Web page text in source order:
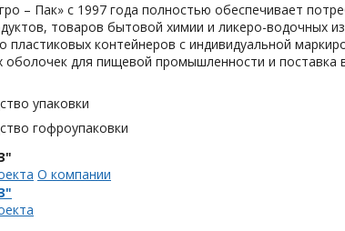
– Пак» с 1997 года полностью обеспечивает
товаров бытовой химии и ликеро-водочных
пластиковых контейнеров с индивидуальной
для пищевой промышленности и поставка
упаковки
гофроупаковки
О компании